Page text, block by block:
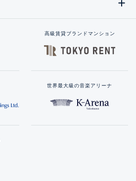
高級賃貸ブランドマンション
世界最大級の音楽アリーナ